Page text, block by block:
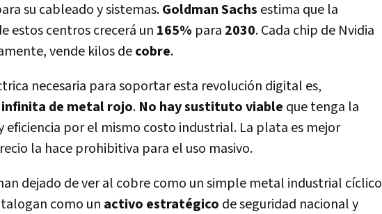
su cableado y sistemas.Goldman Sachs estima que la
estos centros crecerá un 165% para 2030. Cada chip de Nvidia
vende kilos decobre.
necesaria para soportar esta revolución digital es,
de metal rojo. No hay sustituto viable que tenga la
eficiencia por el mismo costo industrial. La plata es mejor
la hace prohibitiva para el uso masivo.
dejado de ver al cobre como un simple metal industrial cíclico
como un activo estratégico de seguridad nacional y